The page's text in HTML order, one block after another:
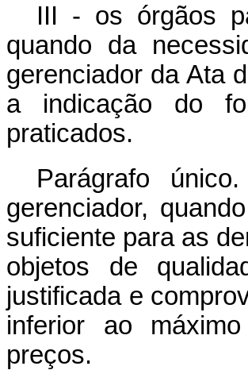
III - os órgãos
quando da
gerenciador da Ata
a indicação do
praticados.
Parágrafo
gerenciador,
suficiente para as
objetos de
justificada e
inferior ao
preços.